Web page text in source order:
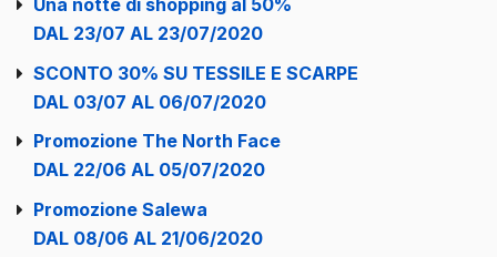
Una notte di shopping al 50%
DAL 23/07 AL 23/07/2020
SCONTO 30% SU TESSILE E SCARPE
DAL 03/07 AL 06/07/2020
Promozione The North Face
DAL 22/06 AL 05/07/2020
Promozione Salewa
DAL 08/06 AL 21/06/2020